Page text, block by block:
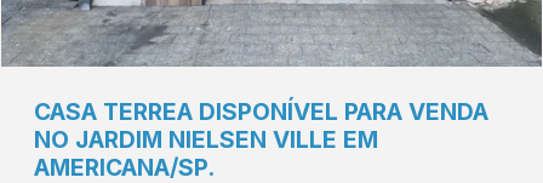
CASA TERREA DISPONÍVEL PARA VENDA
NO JARDIM NIELSEN VILLE EM
AMERICANA/SP.